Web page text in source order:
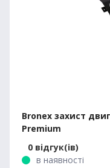
Bronex захист
Premium
0 відгук(ів)
в наявності